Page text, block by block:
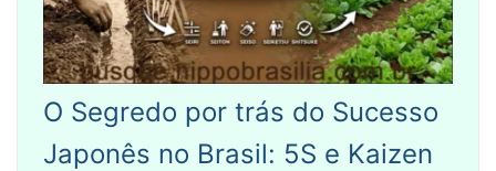
O Segredo por trás do Sucesso
Japonês no Brasil: 5S e Kaizen